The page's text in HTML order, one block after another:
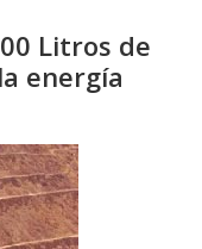
Litros de
energía